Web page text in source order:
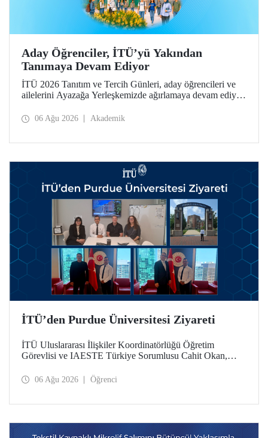
Aday Öğrenciler, İTÜ’yü Yakından
Tanımaya Devam Ediyor
İTÜ 2026 Tanıtım ve Tercih Günleri, aday öğrencileri ve
ailelerini Ayazağa Yerleşkemizde ağırlamaya devam ediyor.
ilgili fakülte ve birimler adaylara bilgi vermeye devam
06 Ağu 2026 Akademik
İTÜ’den Purdue Üniversitesi Ziyareti
İTÜ Uluslararası İlişkiler Koordinatörlüğü Öğretim
Görevlisi ve IAESTE Türkiye Sorumlusu Cahit Okan,
Temmuz tarihlerinde ABD’de dünyanın önde gelen
06 Ağu 2026 Öğrenci